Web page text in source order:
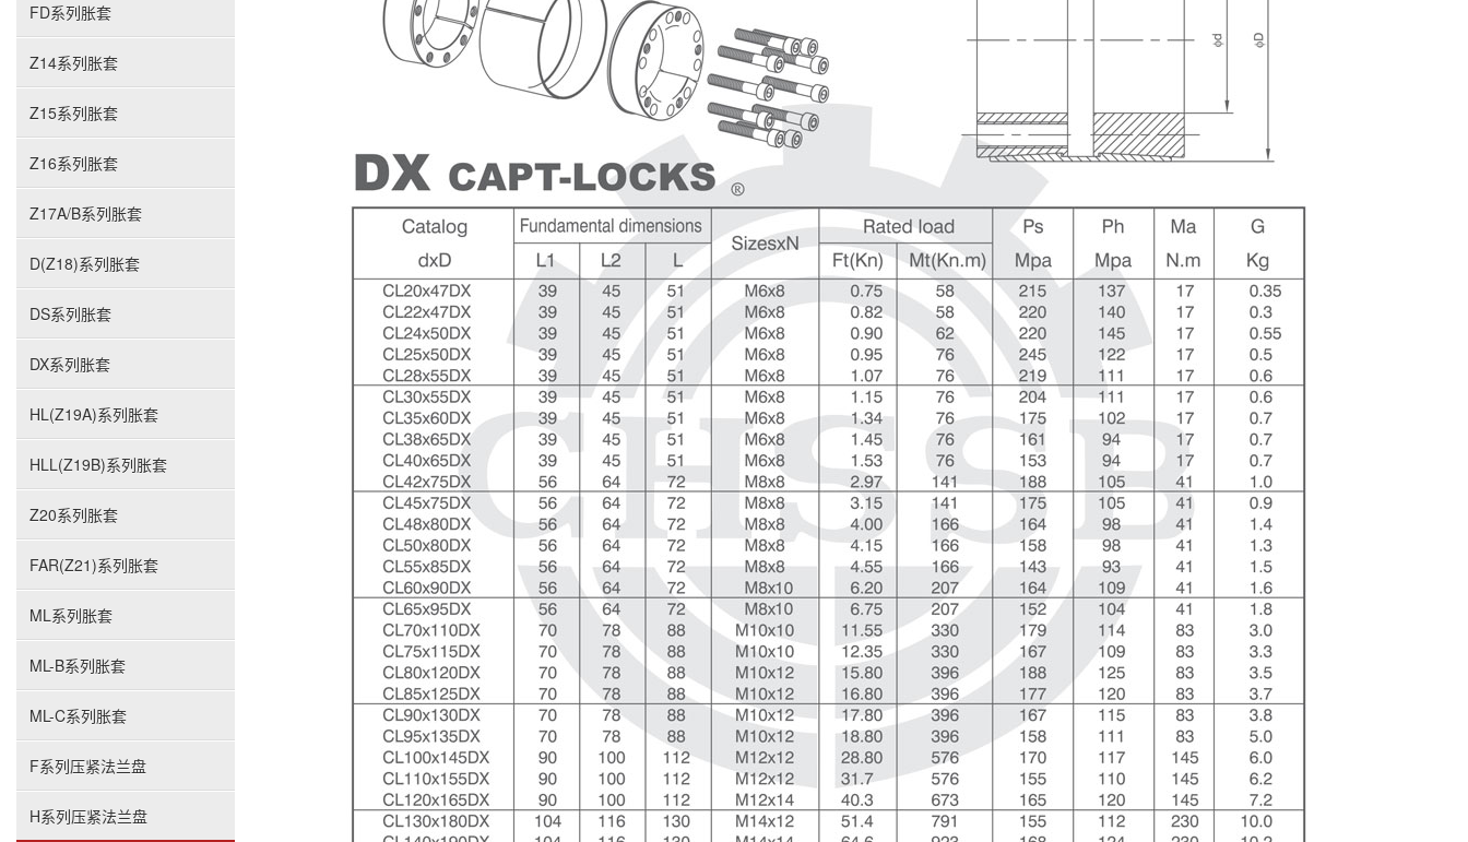
FD系列胀套
Z14系列胀套
Z15系列胀套
Z16系列胀套
Z17A/B系列胀套
D(Z18)系列胀套
DS系列胀套
DX系列胀套
HL(Z19A)系列胀套
HLL(Z19B)系列胀套
Z20系列胀套
FAR(Z21)系列胀套
ML系列胀套
ML-B系列胀套
ML-C系列胀套
F系列压紧法兰盘
H系列压紧法兰盘